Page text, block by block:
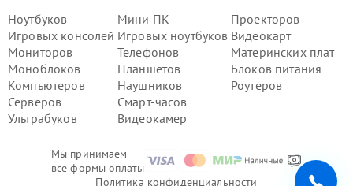
Мы принимаем
все формы оплаты
Ноутбуков
Игровых консолей
Мониторов
Моноблоков
Компьютеров
Серверов
Ультрабуков
Мини ПК
Игровых ноутбуков
Телефонов
Планшетов
Наушников
Смарт-часов
Видеокамер
Проекторов
Видеокарт
Материнских плат
Блоков питания
Роутеров
Программный ремонт видеокамеры
Asus в г.Самара
Программный ремонт видеокамеры
Asus в г.Пермь
Программный ремонт видеокамеры
Asus в г.Красноярск
Программный ремонт видеокамеры
Asus в г.Ижевск
Asus в г. Челябинск
Программный ремонт видеокамеры
Asus в г.ТюменьПолитика конфиденциальности